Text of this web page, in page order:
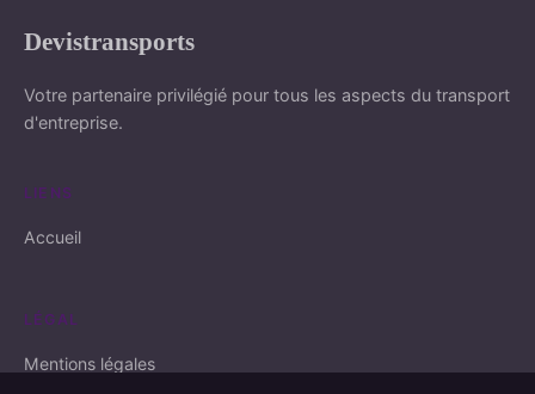
Devistransports
Votre partenaire privilégié pour tous les aspects du transport
d'entreprise.
LIENS
Accueil
LÉGAL
Mentions légales